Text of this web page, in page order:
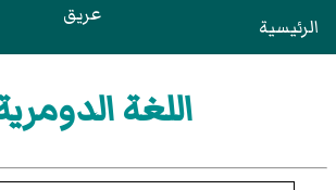
الرئيسية عريق
اللغة